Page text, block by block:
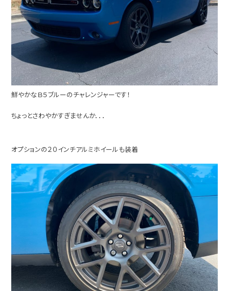
鮮やかなＢ５ブルーのチャレンジャーです！
ちょっとさわやかすぎませんか．．．
オプションの２０インチアルミホイールも装着